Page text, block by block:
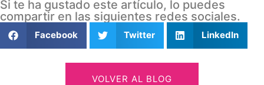
Si te ha gustado este artículo, lo puedes
compartir en las siguientes redes sociales.
Facebook Twitter LinkedIn
VOLVER AL BLOG